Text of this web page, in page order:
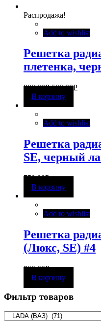
Распродажа!
Add to wishlist
Решетка
плетенка,
900,00Р 500,00Р
В корзину
Add to wishlist
Решетка
SE, черный
750,00Р
В корзину
Add to wishlist
Решетка
(Люкс, SE) #4
700,00Р
В корзину
Фильтр товаров